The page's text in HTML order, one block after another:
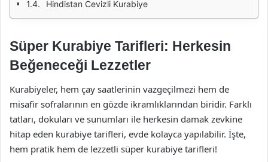
Hindistan Cevizli Kurabiye
Süper Kurabiye Tarifleri: Herkesin
Beğeneceği Lezzetler
Kurabiyeler, hem çay saatlerinin vazgeçilmezi hem de
misafir sofralarının en gözde ikramlıklarından biridir. Farklı
tatları, dokuları ve sunumları ile herkesin damak zevkine
hitap eden kurabiye tarifleri, evde kolayca yapılabilir. İşte,
hem pratik hem de lezzetli süper kurabiye tarifleri!